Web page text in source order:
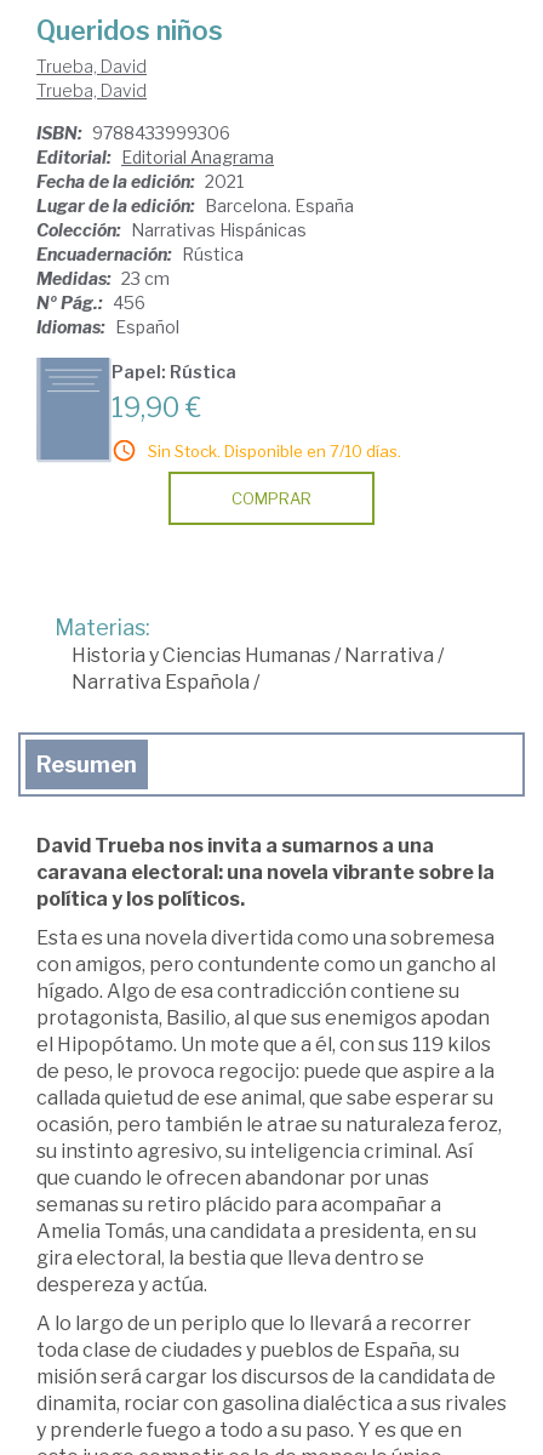
Queridos niños
Trueba, David
Trueba, David
ISBN: 9788433999306
Editorial: Editorial Anagrama
Fecha de la edición: 2021
Lugar de la edición: Barcelona. España
Colección: Narrativas Hispánicas
Encuadernación: Rústica
Medidas: 23 cm
Nº Pág.: 456
Idiomas: Español
Papel: Rústica
19,90 €
Sin Stock. Disponible en 7/10 días.
COMPRAR
Materias:
Historia y Ciencias Humanas/Narrativa /
Narrativa Española /
Resumen
David Trueba nos invita a sumarnos a una
caravana electoral: una novela vibrante sobre la
política y los políticos.
Esta es una novela divertida como una sobremesa
con amigos, pero contundente como un gancho al
hígado. Algo de esa contradicción contiene su
protagonista, Basilio, al que sus enemigos apodan
el Hipopótamo. Un mote que a él, con sus 119 kilos
de peso, le provoca regocijo: puede que aspire a la
callada quietud de ese animal, que sabe esperar su
ocasión, pero también le atrae su naturaleza feroz,
su instinto agresivo, su inteligencia criminal. Así
que cuando le ofrecen abandonar por unas
semanas su retiro plácido para acompañar a
Amelia Tomás, una candidata a presidenta, en su
gira electoral, la bestia que lleva dentro se
despereza y actúa.
A lo largo de un periplo que lo llevará a recorrer
toda clase de ciudades y pueblos de España, su
misión será cargar los discursos de la candidata de
dinamita, rociar con gasolina dialéctica a sus rivales
y prenderle fuego a todo a su paso. Y es que en